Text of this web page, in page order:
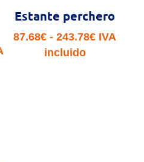
Estante perchero
87.68€ - 243.78€Rango
IVA
incluido